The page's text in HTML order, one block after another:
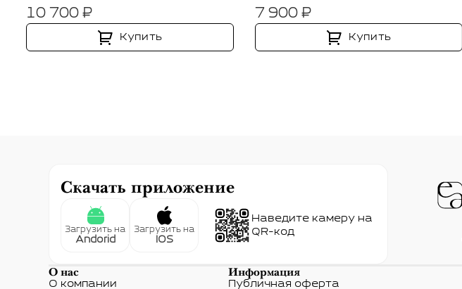
10 700 ₽
Купить
7 900 ₽
Купить
Скачать приложение
Загрузить на
Andorid
Загрузить на
IOS
Наведите камеру на
QR-код
О нас
О компании
Информация
Публичная оферта